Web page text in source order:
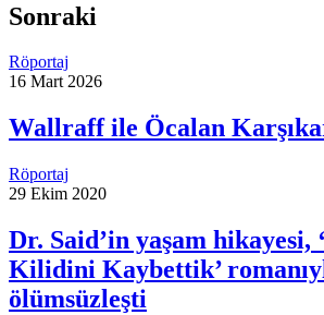
Sonraki
Röportaj
16 Mart 2026
Wallraff ile Öcalan
Röportaj
29 Ekim 2020
Dr. Said’in yaşam hikayesi,
Kilidini Kaybettik’
ölümsüzleşti